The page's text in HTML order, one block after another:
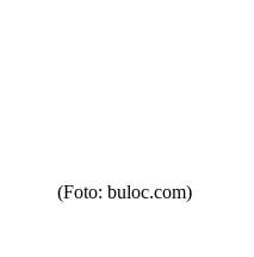
(Foto: buloc.com)